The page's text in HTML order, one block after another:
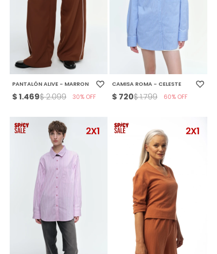
PANTALÓN ALIVE - MARRON
$1.469$2.099 30
CAMISA ROMA - CELESTE
$ 720$1.799 60